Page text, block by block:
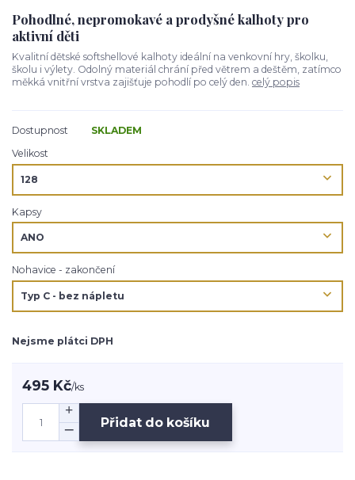
Pohodlné, nepromokavé a prodyšné kalhoty pro
aktivní děti
Kvalitní dětské softshellové kalhoty ideální na venkovní hry, školku,
školu i výlety. Odolný materiál chrání před větrem a deštěm, zatímco
měkká vnitřní vrstva zajišťuje pohodlí po celý den. celý popis
Dostupnost
SKLADEM
Velikost
Kapsy
Nohavice - zakončení
Nejsme plátci DPH
495 Kč/ks
Přidat do košíku